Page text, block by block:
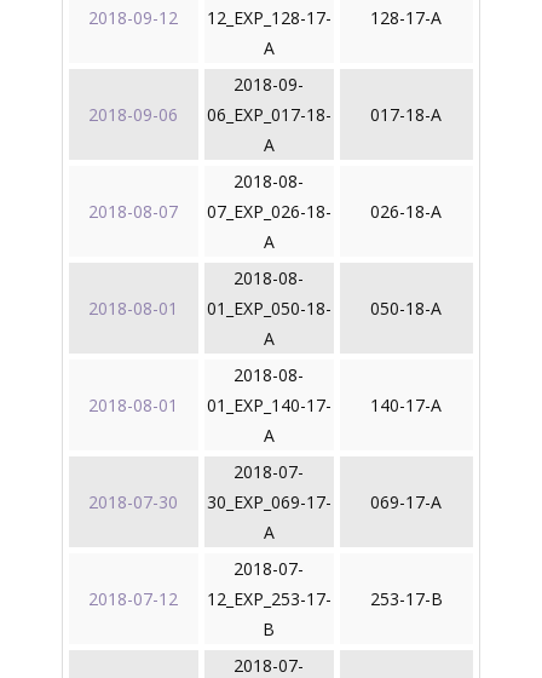
2018-09-12
12_EXP_128-17-
A
128-17-A
2018-09-06
2018-09-
06_EXP_017-18-
A
017-18-A
2018-08-07
2018-08-
07_EXP_026-18-
A
026-18-A
2018-08-01
2018-08-
01_EXP_050-18-
A
050-18-A
2018-08-01
2018-08-
01_EXP_140-17-
A
140-17-A
2018-07-30
2018-07-
30_EXP_069-17-
A
069-17-A
2018-07-12
2018-07-
12_EXP_253-17-
B
253-17-B
2018-07-